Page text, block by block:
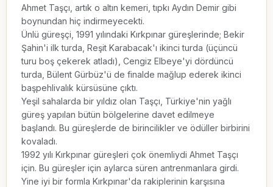
Ahmet Taşçı, artık o altın kemeri, tıpkı Aydın Demir gibi
boynundan hiç indirmeyecekti.
Ünlü güreşçi, 1991 yılındaki Kırkpınar güreşlerinde; Bekir
Şahin'i ilk turda, Reşit Karabacak'ı ikinci turda (üçüncü
turu boş çekerek atladı), Cengiz Elbeye'yi dördüncü
turda, Bülent Gürbüz'ü de finalde mağlup ederek ikinci
başpehlivalık kürsüsüne çıktı.
Yeşil sahalarda bir yıldız olan Taşçı, Türkiye'nin yağlı
güreş yapılan bütün bölgelerine davet edilmeye
başlandı. Bu güreşlerde de birincilikler ve ödüller birbirini
kovaladı.
1992 yılı Kırkpınar güreşleri çok önemliydi Ahmet Taşçı
için. Bu güreşler için aylarca süren antrenmanlara girdi.
Yine iyi bir formla Kırkpınar'da rakiplerinin karşısına